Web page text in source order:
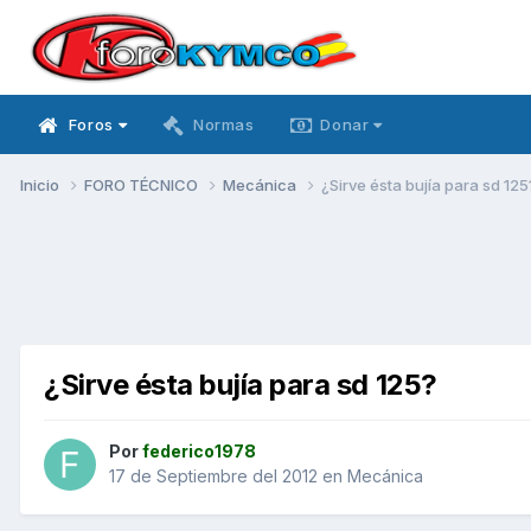
Foros Normas Donar
Inicio FORO TÉCNICO Mecánica ¿Sirve ésta bujía para sd
¿Sirve ésta bujía para sd 125?
Porfederico1978
17 de Septiembre del 2012 en Mecánica